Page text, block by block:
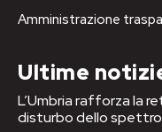
Amministrazione
Ultime
L’Umbria rafforza la
disturbo dello